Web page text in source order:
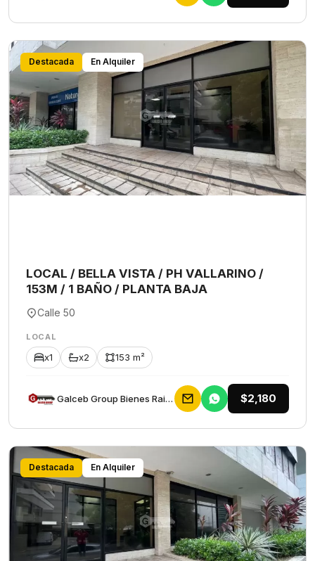
Destacada En Alquiler
LOCAL / BELLA VISTA / PH VALLARINO /
153M / 1 BAÑO / PLANTA BAJA
Calle 50
LOCAL
x1 x2 153 m²
Galceb Group Bienes Raices $2,180
Destacada En Alquiler